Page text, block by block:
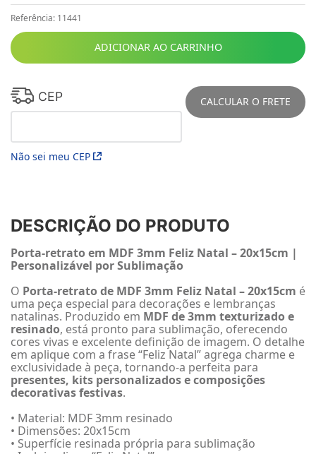
Referência: 11441
ADICIONAR AO CARRINHO
CEP
Não sei meu CEP
CALCULAR O FRETE
DESCRIÇÃO DO PRODUTO
Porta-retrato em MDF 3mm Feliz Natal – 20x15cm |
Personalizável por Sublimação
O Porta-retrato de MDF 3mm Feliz Natal – 20x15cm é
uma peça especial para decorações e lembranças
natalinas. Produzido em MDF de 3mm texturizado e
resinado, está pronto para sublimação, oferecendo
cores vivas e excelente definição de imagem. O detalhe
em aplique com a frase “Feliz Natal” agrega charme e
exclusividade à peça, tornando-a perfeita para
presentes, kits personalizados e composições
decorativas festivas.
• Material: MDF 3mm resinado
• Dimensões: 20x15cm
• Superfície resinada própria para sublimação